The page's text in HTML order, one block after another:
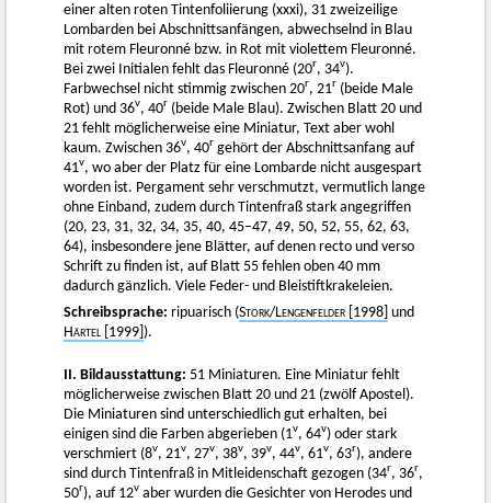
einer alten roten Tintenfoliierung (xxxi), 31 zweizeilige
Lombarden bei Abschnittsanfängen, abwechselnd in Blau
mit rotem Fleuronné bzw. in Rot mit violettem Fleuronné.
Bei zwei Initialen fehlt das Fleuronné (20r, 34v).
Farbwechsel nicht stimmig zwischen 20r, 21r (beide Male
Rot) und 36v, 40r (beide Male Blau). Zwischen Blatt 20 und
21 fehlt möglicherweise eine Miniatur, Text aber wohl
kaum. Zwischen 36v, 40r gehört der Abschnittsanfang auf
41v, wo aber der Platz für eine Lombarde nicht ausgespart
worden ist. Pergament sehr verschmutzt, vermutlich lange
ohne Einband, zudem durch Tintenfraß stark angegriffen
(20, 23, 31, 32, 34, 35, 40, 45–47, 49, 50, 52, 55, 62, 63,
64), insbesondere jene Blätter, auf denen recto und verso
Schrift zu finden ist, auf Blatt 55 fehlen oben 40 mm
dadurch gänzlich. Viele Feder- und Bleistiftkrakeleien.
Schreibsprache: ripuarisch (Stork/Lengenfelder [1998] und
Härtel [1999] ).
II. Bildausstattung: 51 Miniaturen. Eine Miniatur fehlt
möglicherweise zwischen Blatt 20 und 21 (zwölf Apostel).
Die Miniaturen sind unterschiedlich gut erhalten, bei
einigen sind die Farben abgerieben (1v, 64v) oder stark
verschmiert (8v, 21v, 27v, 38v, 39v, 44v, 61v, 63r), andere
sind durch Tintenfraß in Mitleidenschaft gezogen (34r, 36r,
50r), auf 12v aber wurden die Gesichter von Herodes und